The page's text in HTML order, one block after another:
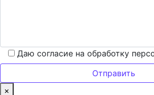
Даю согласие на обработку
×